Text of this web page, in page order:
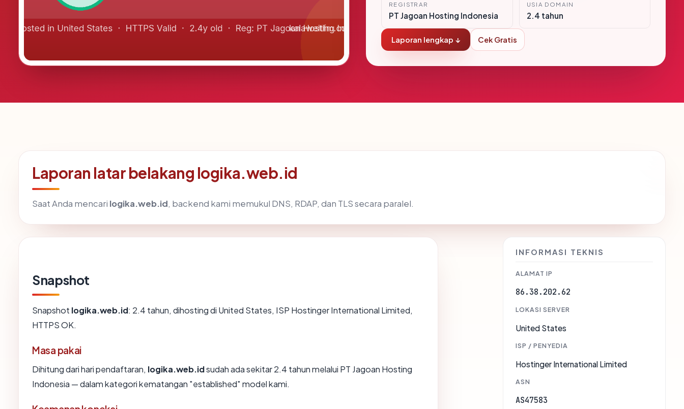
REGISTRAR
PT Jagoan Hosting Indonesia
USIA DOMAIN
2.4 tahun
Laporan lengkap ↓ Cek Gratis
Laporan latar belakang logika.web.id
Saat Anda mencari logika.web.id, backend kami memukul DNS, RDAP, dan TLS secara paralel.
Snapshot
Snapshot logika.web.id: 2.4 tahun, dihosting di United States, ISP Hostinger International Limited,
HTTPS OK.
Masa pakai
Dihitung dari hari pendaftaran, logika.web.idsudah ada sekitar 2.4 tahun melalui PT Jagoan Hosting
Indonesia — dalam kategori kematangan "established" model kami.
INFORMASI TEKNIS
ALAMAT IP
86.38.202.62
LOKASI SERVER
United States
ISP / PENYEDIA
Hostinger International Limited
ASN
AS47583